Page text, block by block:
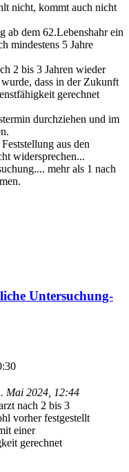
nicht, kommt auch nicht
ab dem 62.Lebenshahr ein
mindestens 5 Jahre
2 bis 3 Jahren wieder
dass in der Zukunft
gerechnet
durchziehen und im
aus den
widersprechen...
mehr als 1 nach
Untersuchung-
Mai 2024, 12:44
nach 2 bis 3
vorher festgestellt
einer
gerechnet